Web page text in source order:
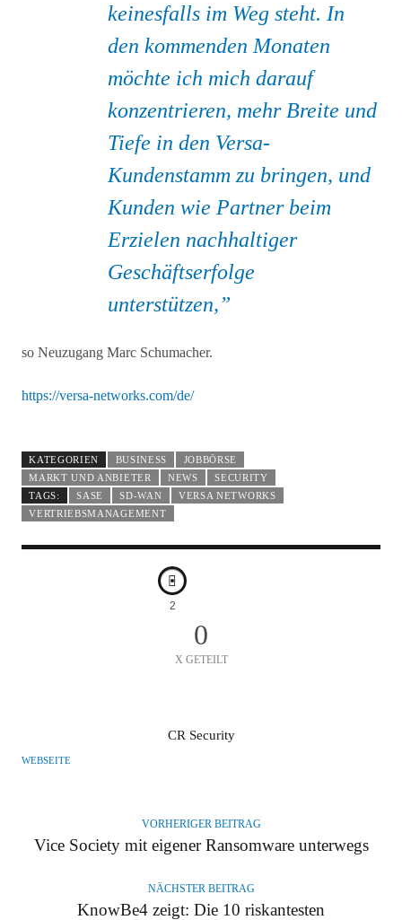
keinesfalls im Weg steht. In
den kommenden Monaten
möchte ich mich darauf
konzentrieren, mehr Breite und
Tiefe in den Versa-
Kundenstamm zu bringen, und
Kunden wie Partner beim
Erzielen nachhaltiger
Geschäftserfolge
unterstützen,
so Neuzugang Marc Schumacher.
https://versa-networks.com/de/
KATEGORIEN BUSINESS
JOBBÖRSE
MARKT UND ANBIETER
NEWS
SECURITY
TAGS:
SASE SD-WAN
VERSA NETWORKS
VERTRIEBSMANAGEMENT
2
0
X GETEILT
U
CR Security
WEBSEITE
VORHERIGER BEITRAG
Vice Society mit eigener Ransomware unterwegs
NÄCHSTER BEITRAG
KnowBe4 zeigt: Die 10 riskantesten